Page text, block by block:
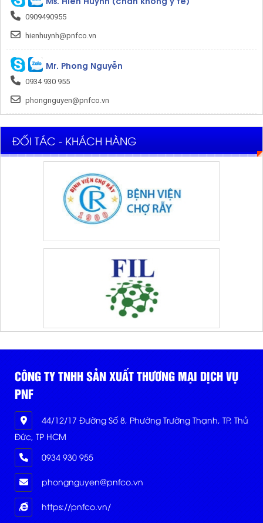
0909490955
hienhuynh@pnfco.vn
Mr. Phong Nguyễn
0934 930 955
phongnguyen@pnfco.vn
ĐỐI TÁC - KHÁCH HÀNG
CÔNG TY TNHH SẢN XUẤT THƯƠNG MẠI DỊCH VỤ
PNF
44/12/17 Đường Số 8, Phường Trường Thạnh, TP. Thủ
Đức, TP HCM
0934 930 955
phongnguyen@pnfco.vn
https://pnfco.vn/